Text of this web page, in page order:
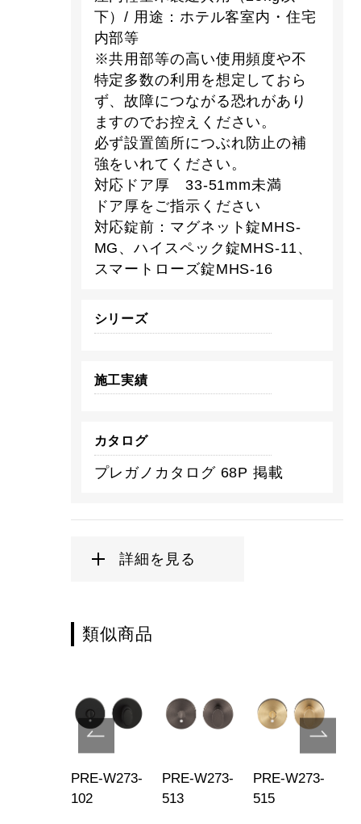
下）/ 用途：ホテル客室内・住宅
内部等
※共用部等の高い使用頻度や不
特定多数の利用を想定しておら
ず、故障につながる恐れがあり
ますのでお控えください。
必ず設置箇所につぶれ防止の補
強をいれてください。
対応ドア厚 33-51mm未満
ドア厚をご指示ください
対応錠前：マグネット錠MHS-
MG、ハイスペック錠MHS-11、
スマートローズ錠MHS-16
シリーズ
施工実績
カタログ
プレガノカタログ 68P 掲載
詳細を見る
類似商品
PRE-W273-
102
PRE-W273-
513
PRE-W273-
515